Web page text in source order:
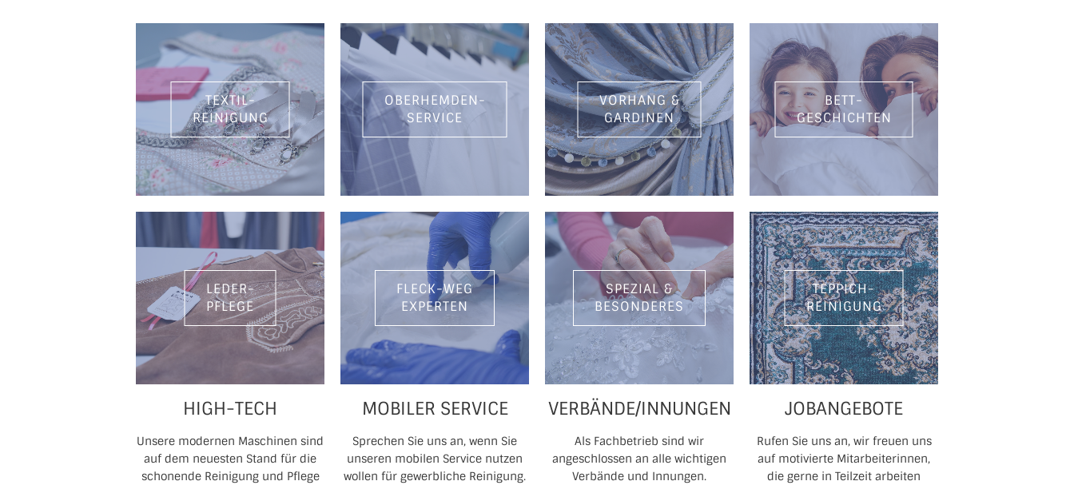
TEXTIL-
REINIGUNG
OBERHEMDEN-
SERVICE
VORHANG &
GARDINEN
BETT-
GESCHICHTEN
LEDER-
PFLEGE
FLECK-WEG
EXPERTEN
SPEZIAL &
BESONDERES
TEPPICH-
REINIGUNG
HIGH-TECH
Unsere modernen Maschinen sind
auf dem neuesten Stand für die
schonende Reinigung und Pflege
MOBILER SERVICE
Sprechen Sie uns an, wenn Sie
unseren mobilen Service nutzen
wollen für gewerbliche Reinigung.
VERBÄNDE/INNUNGEN
Als Fachbetrieb sind wir
angeschlossen an alle wichtigen
Verbände und Innungen.
JOBANGEBOTE
Rufen Sie uns an, wir freuen uns
auf motivierte Mitarbeiterinnen,
die gerne in Teilzeit arbeiten